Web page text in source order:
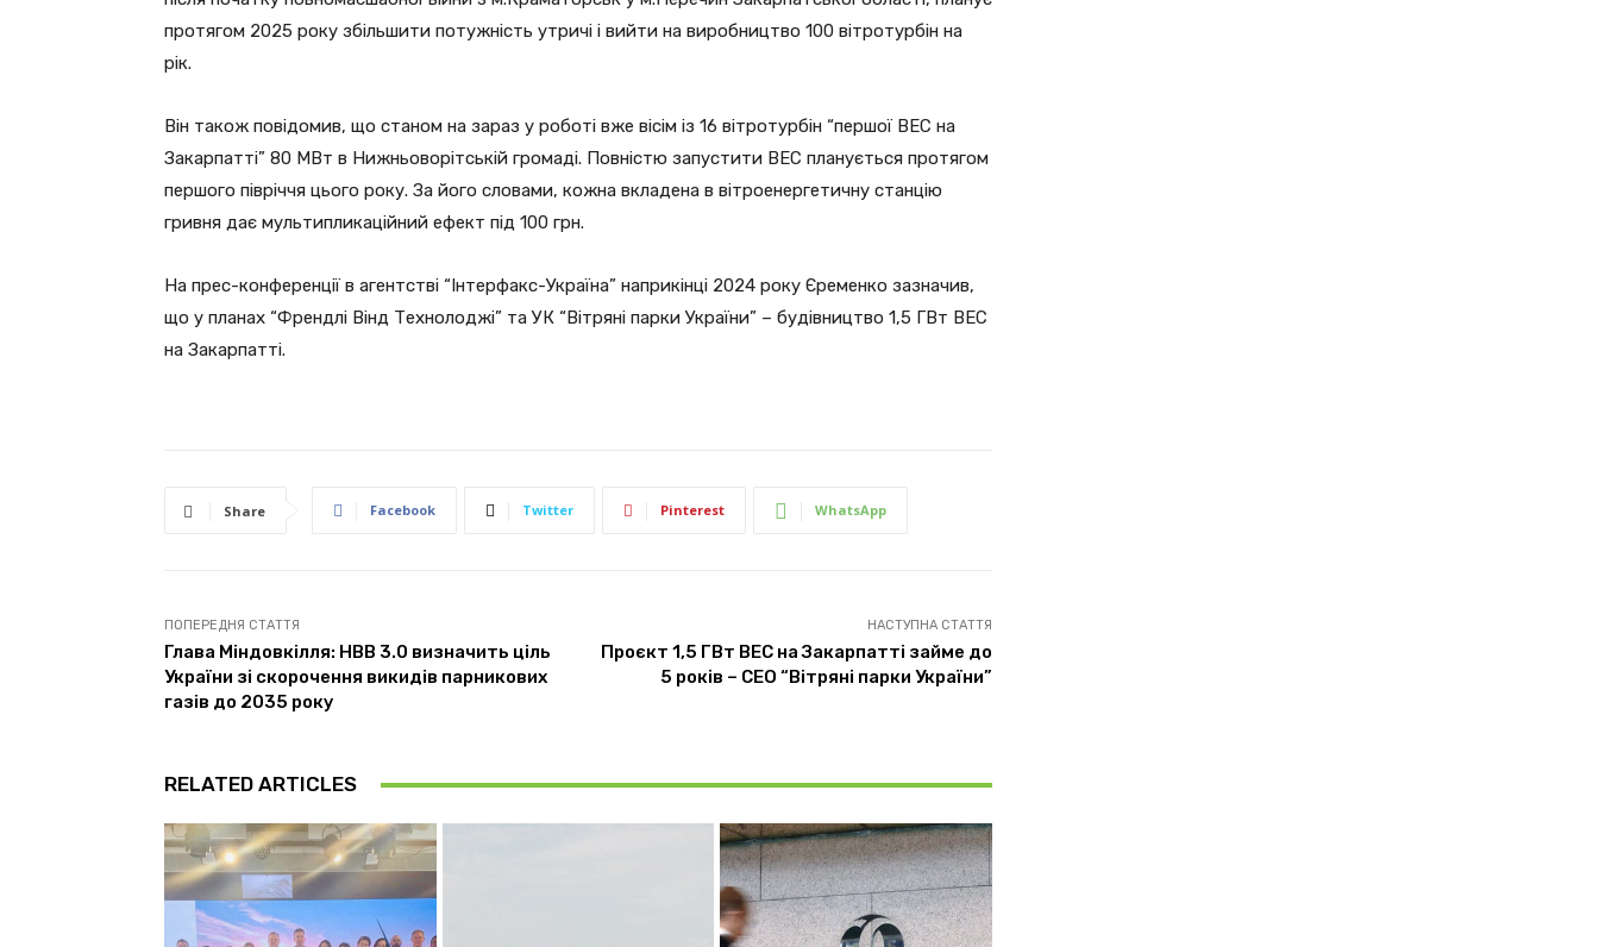
протягом 2025 року збільшити потужність утричі і вийти на виробництво 100 вітротурбін на
рік.
Він також повідомив, що станом на зараз у роботі вже вісім із 16 вітротурбін “першої ВЕС на
Закарпатті” 80 МВт в Нижньоворітській громаді. Повністю запустити ВЕС планується протягом
першого півріччя цього року. За його словами, кожна вкладена в вітроенергетичну станцію
гривня дає мультипликаційний ефект під 100 грн.
На прес-конференції в агентстві “Інтерфакс-Україна” наприкінці 2024 року Єременко зазначив,
що у планах “Френдлі Вінд Технолоджі” та УК “Вітряні парки України” – будівництво 1,5 ГВт ВЕС
на Закарпатті.
Share Facebook Twitter Pinterest WhatsApp
ПОПЕРЕДНЯ СТАТТЯ
Глава Міндовкілля: НВВ 3.0 визначить ціль
України зі скорочення викидів парникових
газів до 2035 року
НАСТУПНА СТАТТЯ
Проєкт 1,5 ГВт ВЕС на Закарпатті займе до
5 років – СЕО “Вітряні парки України”
RELATED ARTICLES